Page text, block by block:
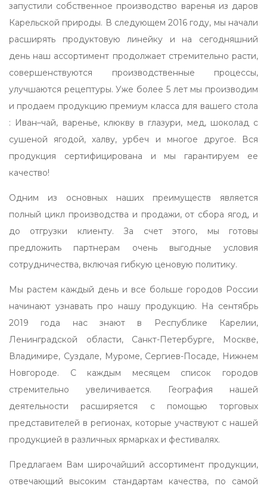
запустили собственное производство варенья из даров
Карельской природы. В следующем 2016 году, мы начали
расширять продуктовую линейку и на сегодняшний
день наш ассортимент продолжает стремительно расти,
совершенствуются производственные процессы,
улучшаются рецептуры. Уже более 5 лет мы производим
и продаем продукцию премиум класса для вашего стола
: Иван–чай, варенье, клюкву в глазури, мед, шоколад с
сушеной ягодой, халву, урбеч и многое другое. Вся
продукция сертифицирована и мы гарантируем ее
качество!
Одним из основных наших преимуществ является
полный цикл производства и продажи, от сбора ягод, и
до отгрузки клиенту. За счет этого, мы готовы
предложить партнерам очень выгодные условия
сотрудничества, включая гибкую ценовую политику.
Мы растем каждый день и все больше городов России
начинают узнавать про нашу продукцию. На сентябрь
2019 года нас знают в Республике Карелии,
Ленинградской области, Санкт-Петербурге, Москве,
Владимире, Суздале, Муроме, Сергиев-Посаде, Нижнем
Новгороде. С каждым месяцем список городов
стремительно увеличивается. География нашей
деятельности расширяется с помощью торговых
представителей в регионах, которые участвуют с нашей
продукцией в различных ярмарках и фестивалях.
Предлагаем Вам широчайший ассортимент продукции,
отвечающий высоким стандартам качества, по самой